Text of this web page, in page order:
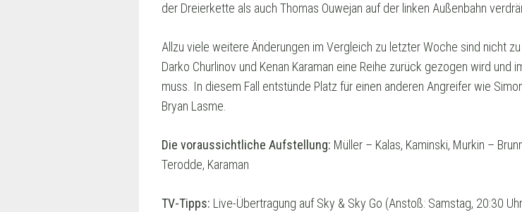
der Dreierkette als auch Thomas Ouwejan auf der linken Außenbahn
Allzu viele weitere Änderungen im Vergleich zu letzter Woche sind nicht
Darko Churlinov und Kenan Karaman eine Reihe zurück gezogen wird
muss. In diesem Fall entstünde Platz für einen anderen Angreifer wie
Bryan Lasme.
Die voraussichtliche Aufstellung: Müller – Kalas, Kaminski, Murkin –
Terodde, Karaman
TV-Tipps: Live-Übertragung auf Sky & Sky Go (Anstoß: Samstag, 20:30